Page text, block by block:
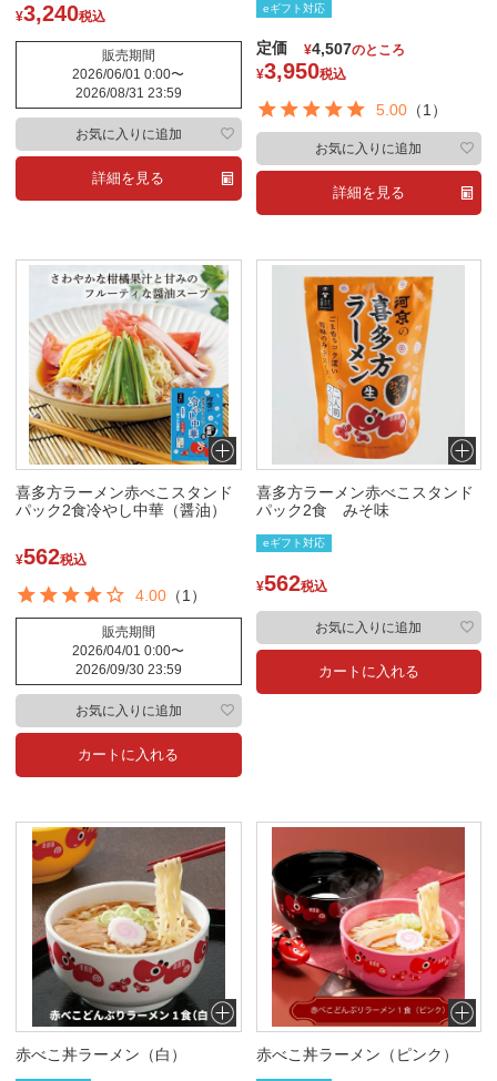
¥3,240税込
販売期間
2026/06/01 0:00〜
2026/08/31 23:59
詳細を見る
お気に入りに追加
eギフト対応
定価 ¥4,507のところ
¥3,950税込
5.00（1）
詳細を見る
お気に入りに追加
喜多方ラーメン赤べこスタンド
パック2食冷やし中華（醤油）
¥562税込
4.00 （1）
販売期間
2026/04/01 0:00〜
2026/09/30 23:59
カートに入れる
お気に入りに追加
喜多方ラーメン赤べこスタンド
パック2食 みそ味
eギフト対応
¥562税込
カートに入れる
お気に入りに追加
赤べこ丼ラーメン（白） 赤べこ丼ラーメン（ピンク）